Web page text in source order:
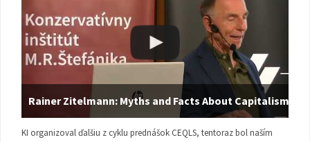
Rainer Zitelmann: Myths and Facts About Capitalism
KI organizoval ďalšiu z cyklu prednášok CEQLS, tentoraz bol naším